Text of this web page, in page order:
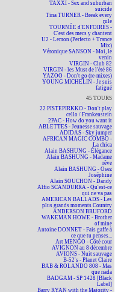
TAXXI - Sex and suburban
suicide
Tina TURNER - Break every
rule
TOURNÉE d'ENFOIRÉS -
C'est des mecs y chantent
U2 - Lemon (Perfecto + Trance
Mix)
Véronique SANSON - Moi, le
venin
VIRGIN - Club 82
VIRGIN - les Must de l'été 86
YAZOO - Don't go (re-mixes)
YOUNG MICHELIN - Je suis
fatigué
45 TOURS
22 PISTEPIRKKO - Don't play
cello / Frankenstein
2PAC - How do you want it
ABLETTES - Jeunesse sauvage
ADIDAS - Sky jumper
AFRICAN MAGIC COMBO -
La chica
Alain BASHUNG - Élégance
Alain BASHUNG - Madame
rêve
Alain BASHUNG - Osez
Joséphine
Alain SOUCHON - Dandy
Alfio SCANDURRA - Qu'est-ce
qui ne va pas
AMERICAN BALLADS - Les
plus grands moments Country
ANDERSON BRUFORD
WAKEMAN HOWE - Brother
of mine
Antoine DONNET - Fais gaffe à
ce que tu penses...
Art MENGO - Côté cour
AVIGNON au 8 décembre
AVIONS - Nuit sauvage
B-52's - Planet Claire
BAB & ROLANDO 808 - Mas
que nada
BADGAM - SP 1428 [Black
Label]
Barry RYAN with the Majority -